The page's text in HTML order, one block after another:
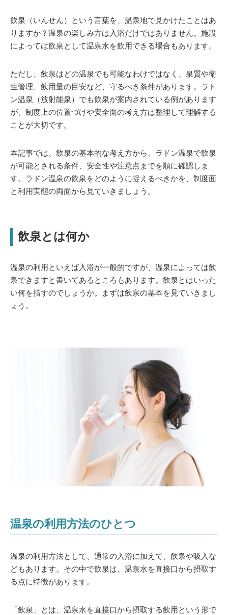
飲泉（いんせん）という言葉を、温泉地で見かけたことはあ
りますか？温泉の楽しみ方は入浴だけではありません。施設
によっては飲泉として温泉水を飲用できる場合もあります。
ただし、飲泉はどの温泉でも可能なわけではなく、泉質や衛
生管理、飲用量の目安など、守るべき条件があります。ラド
ン温泉（放射能泉）でも飲泉が案内されている例があります
が、制度上の位置づけや安全面の考え方は整理して理解する
ことが大切です。
本記事では、飲泉の基本的な考え方から、ラドン温泉で飲泉
が可能とされる条件、安全性や注意点までを順に確認しま
す。ラドン温泉の飲泉をどのように捉えるべきかを、制度面
と利用実態の両面から見ていきましょう。
飲泉とは何か
温泉の利用といえば入浴が一般的ですが、温泉によっては飲
泉できますと書いてあるところもあります。飲泉とはいった
い何を指すのでしょうか。まずは飲泉の基本を見ていきまし
ょう。
温泉の利用方法のひとつ
温泉の利用方法として、通常の入浴に加えて、飲泉や吸入な
どもあります。その中で飲泉は、温泉水を直接口から摂取す
る点に特徴があります。
「飲泉」とは、温泉水を直接口から摂取する飲用という形で